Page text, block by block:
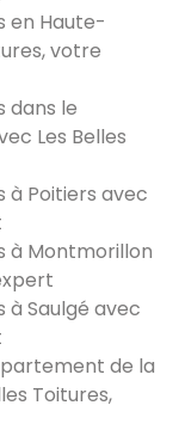
en Haute-
votre
dans le
Les Belles
à Poitiers avec
à Montmorillon
Saulgé avec
de la
Toitures,